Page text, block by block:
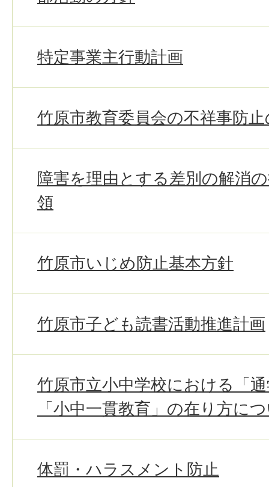
特定事業主行動計画
竹原市教育委員会の不祥事防
障害を理由とする差別の解消
領
竹原市いじめ防止基本方針
竹原市子ども読書活動推進計画
竹原市立小中学校における「
「小中一貫教育」の在り方に
体罰・ハラスメント防止